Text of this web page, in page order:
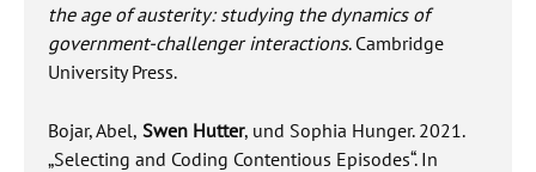
the age of austerity: studying the dynamics of
government-challenger interactions. Cambridge
University Press.
Bojar, Abel, Swen Hutter, und Sophia Hunger. 2021.
„Selecting and Coding Contentious Episodes“. In